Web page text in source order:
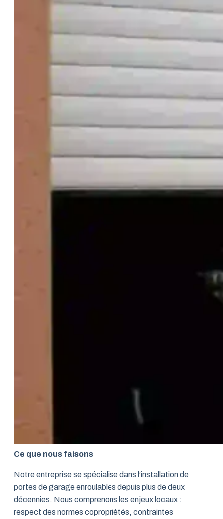
Ce que nous faisons
Notre entreprise se spécialise dans l’installation de
portes de garage enroulables depuis plus de deux
décennies. Nous comprenons les enjeux locaux :
respect des normes copropriétés, contraintes